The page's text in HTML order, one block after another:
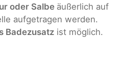
oder Salbe äußerlich auf
aufgetragen werden.
Badezusatz ist möglich.